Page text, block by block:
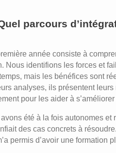
parcours
année consiste à
Nous identifions les forces et
mais les bénéfices sont
analyses, ils présentent
pour les aider à
été à la fois autonomes
des cas concrets à
permis d’avoir une formation